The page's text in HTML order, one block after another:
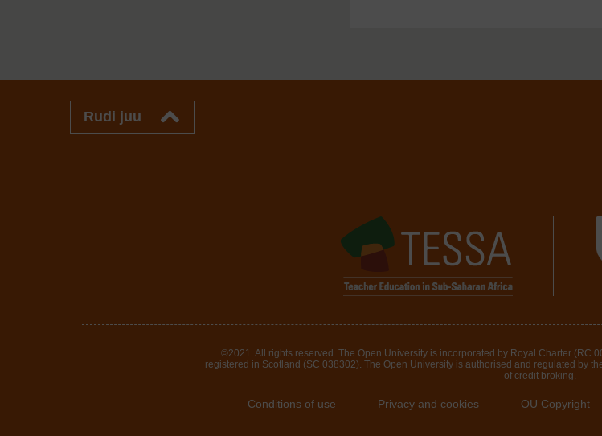
Rudi juu
©2021. All rights reserved. The Open University is incorporated by Royal Charter (RC
registered in Scotland (SC 038302). The Open University is authorised and regulated by
of credit broking.
Conditions of use Privacy and cookies OU Copyright